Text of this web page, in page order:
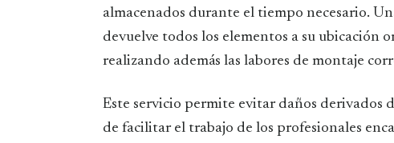
almacenados durante el tiempo necesario.
devuelve todos los elementos a su
realizando además las labores de montaje
Este servicio permite evitar daños derivados
de facilitar el trabajo de los profesionales